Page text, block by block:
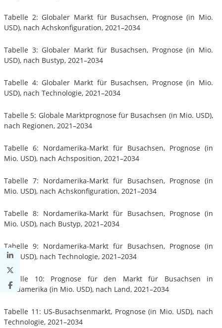
Tabelle 2: Globaler Markt für Busachsen, Prognose (in Mio.
USD), nach Achskonfiguration, 2021–2034
Tabelle 3: Globaler Markt für Busachsen, Prognose (in Mio.
USD), nach Bustyp, 2021–2034
Tabelle 4: Globaler Markt für Busachsen, Prognose (in Mio.
USD), nach Technologie, 2021–2034
Tabelle 5: Globale Marktprognose für Busachsen (in Mio. USD),
nach Regionen, 2021–2034
Tabelle 6: Nordamerika-Markt für Busachsen, Prognose (in
Mio. USD), nach Achsposition, 2021–2034
Tabelle 7: Nordamerika-Markt für Busachsen, Prognose (in
Mio. USD), nach Achskonfiguration, 2021–2034
Tabelle 8: Nordamerika-Markt für Busachsen, Prognose (in
Mio. USD), nach Bustyp, 2021–2034
Tabelle 9: Nordamerika-Markt für Busachsen, Prognose (in
Mio. USD), nach Technologie, 2021–2034
Tabelle 10: Prognose für den Markt für Busachsen in
Nordamerika (in Mio. USD), nach Land, 2021–2034
Tabelle 11: US-Busachsenmarkt, Prognose (in Mio. USD), nach
Technologie, 2021–2034